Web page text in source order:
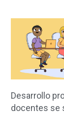
Desarrollo
docentes se